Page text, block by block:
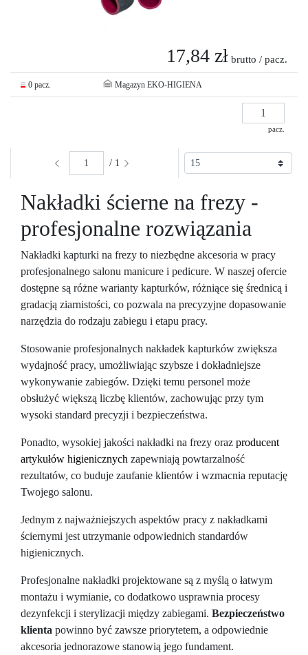
17,84 zł brutto / pacz.
0 pacz. Magazyn EKO-HIGIENA
pacz.
/ 1
Nakładki ścierne na frezy -
profesjonalne rozwiązania
Nakładki kapturki na frezy to niezbędne akcesoria w pracy
profesjonalnego salonu manicure i pedicure. W naszej ofercie
dostępne są różne warianty kapturków, różniące się średnicą i
gradacją ziarnistości, co pozwala na precyzyjne dopasowanie
narzędzia do rodzaju zabiegu i etapu pracy.
Stosowanie profesjonalnych nakładek kapturków zwiększa
wydajność pracy, umożliwiając szybsze i dokładniejsze
wykonywanie zabiegów. Dzięki temu personel może
obsłużyć większą liczbę klientów, zachowując przy tym
wysoki standard precyzji i bezpieczeństwa.
Ponadto, wysokiej jakości nakładki na frezy oraz producent
artykułów higienicznych zapewniają powtarzalność
rezultatów, co buduje zaufanie klientów i wzmacnia reputację
Twojego salonu.
Jednym z najważniejszych aspektów pracy z nakładkami
ściernymi jest utrzymanie odpowiednich standardów
higienicznych.
Profesjonalne nakładki projektowane są z myślą o łatwym
montażu i wymianie, co dodatkowo usprawnia procesy
dezynfekcji i sterylizacji między zabiegami. Bezpieczeństwo
klienta powinno być zawsze priorytetem, a odpowiednie
akcesoria jednorazowe stanowią jego fundament.